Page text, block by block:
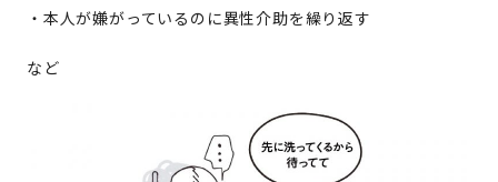
本人が嫌がっているのに異性介助を繰り返す
など